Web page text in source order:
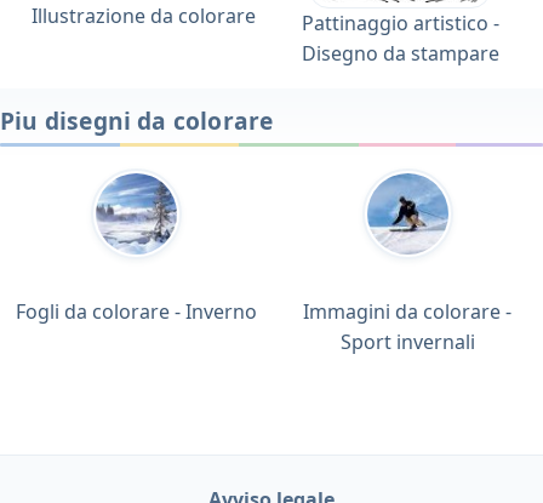
Illustrazione da colorare
Pattinaggio artistico -
Disegno da stampare
Piu disegni da colorare
Fogli da colorare - Inverno
Immagini da colorare -
Sport invernali